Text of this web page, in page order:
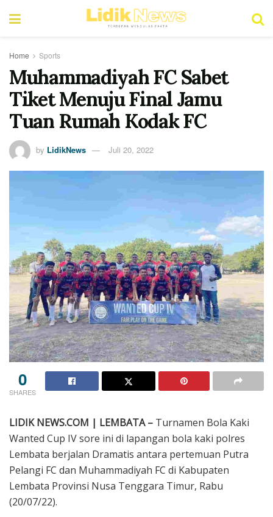
Home Sports
Muhammadiyah FC Sabet
Tiket Menuju Final Jamu
Tuan Rumah Kodak FC
by LidikNews Juli 20, 2022
0
SHARES
LIDIK NEWS.COM | LEMBATA – Turnamen Bola Kaki
Wanted Cup IV sore ini di lapangan bola kaki polres
Lembata berjalan Dramatis antara pertemuan Putra
Pelangi FC dan Muhammadiyah FC di Kabupaten
Lembata Provinsi Nusa Tenggara Timur, Rabu
(20/07/22).